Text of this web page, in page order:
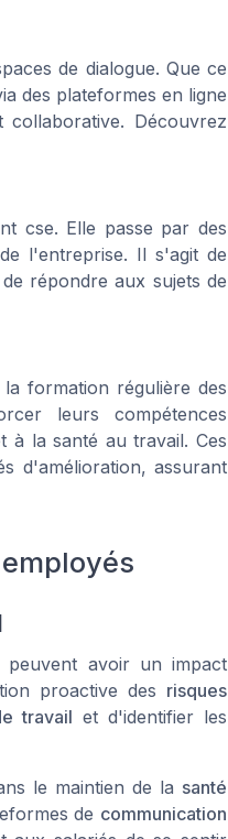
de dialogue. Que ce
des plateformes en ligne
collaborative. Découvrez
cse. Elle passe par des
l'entreprise. Il s'agit de
répondre aux sujets de
formation régulière des
leurs compétences
à la santé au travail. Ces
d'amélioration, assurant
avoir un impact
proactive des risques
travail et d'identifier les
le maintien de la santé
de communication